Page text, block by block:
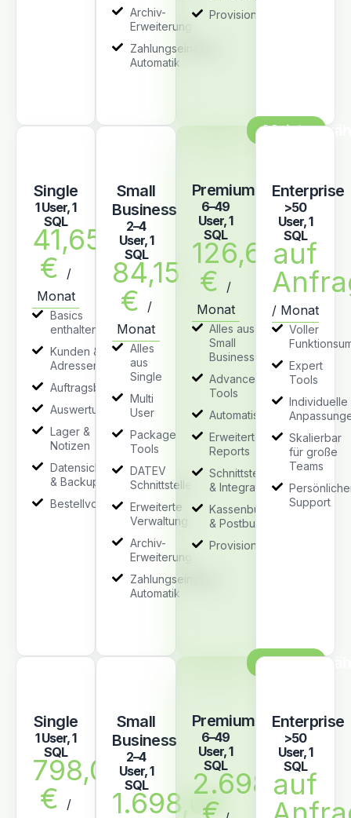
Archiv-
Erweiterung
Zahlungseingang
Automatik
Provisionen
Single
1 User, 1
SQL
41,65
€
/
Monat
Basics
enthalten
Kunden &
Adressenverwaltung
Auftragsbearbeitung
Auswertungen
Lager &
Notizen
Datensicherung
& Backup
Bestellvorschläge
Small
Business
2–4
User, 1
SQL
84,15
€
/
Monat
Alles
aus
Single
Multi
User
Package
Tools
DATEV
Schnittstelle
Erweiterte
Verwaltung
Archiv-
Erweiterung
Zahlungseingang
Automatik
Premium
6–49
User, 1
SQL
126,65
€
/
Monat
Alles aus
Small
Business
Advanced
Tools
Automatisierungen
Erweiterte
Reports
Schnittstellen
& Integration
Kassenbuch
& Postbuch
Provisionen
Enterprise
>50
User, 1
SQL
auf
/ Monat
Voller
Expert
Tools
Individuelle
Skalierbar
für große
Teams
Support
Single
1 User, 1
SQL
798,00
€
/
Small
Business
2–4
User, 1
SQL
1.698,00
Premium
6–49
User, 1
SQL
2.698,00
Enterprise
>50
User, 1
SQL
auf